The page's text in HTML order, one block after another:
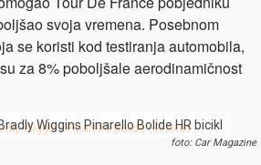
svoja vremena. Posebnom
se koristi kod testiranja automobila,
za 8% poboljšale aerodinamičnost
Wiggins Pinarello Bolide HR bicikl
foto: Car Magazine